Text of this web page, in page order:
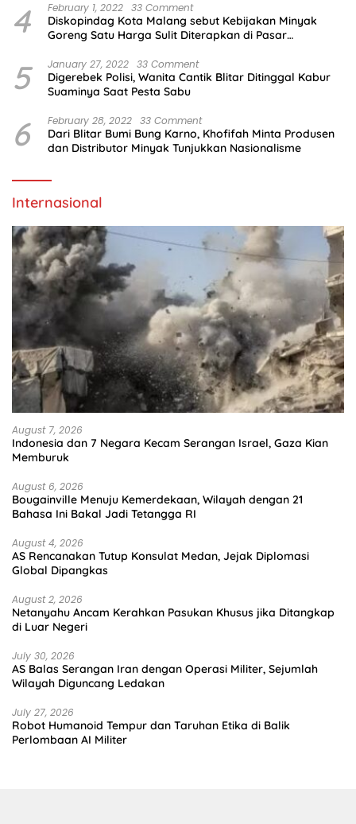
4 February 1, 2022 33 Comment
Diskopindag Kota Malang sebut Kebijakan Minyak
Goreng Satu Harga Sulit Diterapkan di Pasar
5 January 27, 2022 33 Comment
Digerebek Polisi, Wanita Cantik Blitar Ditinggal Kabur
Suaminya Saat Pesta Sabu
6 February 28, 2022 33 Comment
Dari Blitar Bumi Bung Karno, Khofifah Minta Produsen
dan Distributor Minyak Tunjukkan Nasionalisme
Internasional
August 7, 2026
Indonesia dan 7 Negara Kecam Serangan Israel, Gaza Kian
Memburuk
August 6, 2026
Bougainville Menuju Kemerdekaan, Wilayah dengan 21
Bahasa Ini Bakal Jadi Tetangga RI
August 4, 2026
AS Rencanakan Tutup Konsulat Medan, Jejak Diplomasi
Global Dipangkas
August 2, 2026
Netanyahu Ancam Kerahkan Pasukan Khusus jika Ditangkap
di Luar Negeri
July 30, 2026
AS Balas Serangan Iran dengan Operasi Militer, Sejumlah
Wilayah Diguncang Ledakan
July 27, 2026
Robot Humanoid Tempur dan Taruhan Etika di Balik
Perlombaan AI Militer